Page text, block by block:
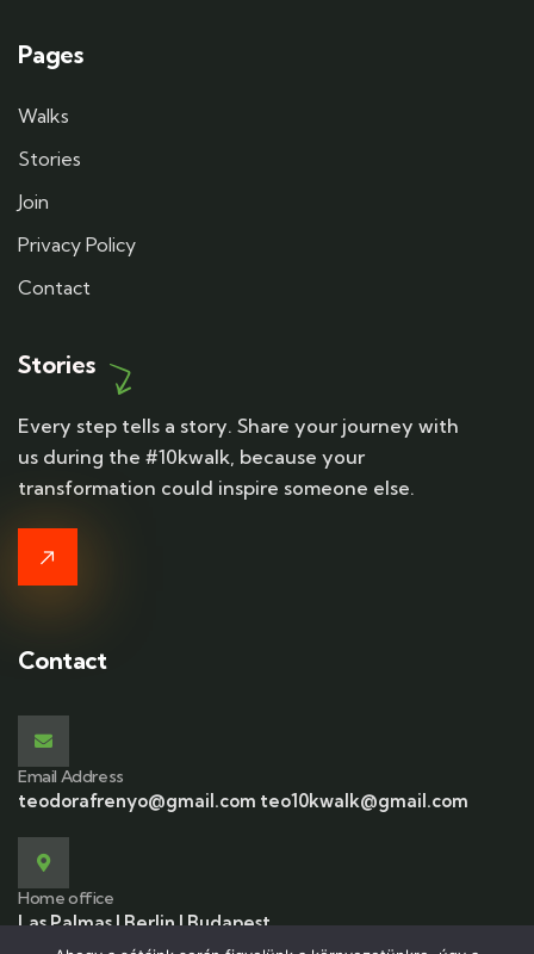
Pages
Walks
Stories
Join
Privacy Policy
Contact
Stories
Every step tells a story. Share your journey with
us during the #10kwalk, because your
transformation could inspire someone else.
Contact
Email Address
teodorafrenyo@gmail.com teo10kwalk@gmail.com
Home office
Las Palmas | Berlin | Budapest